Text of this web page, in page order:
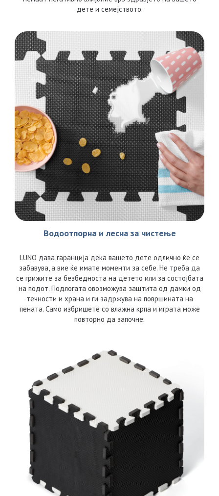
дете и семејството.
Водоотпорна и лесна за чистење
LUNO дава гаранција дека вашето дете одлично ќе се
забавува, а вие ќе имате моменти за себе. Не треба да
се грижите за безбедноста на детето или за состојбата
на подот. Подлогата овозможува заштита од дамки од
течности и храна и ги задржува на површината на
пената. Само избришете со влажна крпа и играта може
повторно да започне.